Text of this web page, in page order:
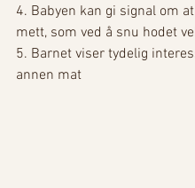
4. Babyen kan gi signal om
mett, som ved å snu hodet
5. Barnet viser tydelig
annen mat